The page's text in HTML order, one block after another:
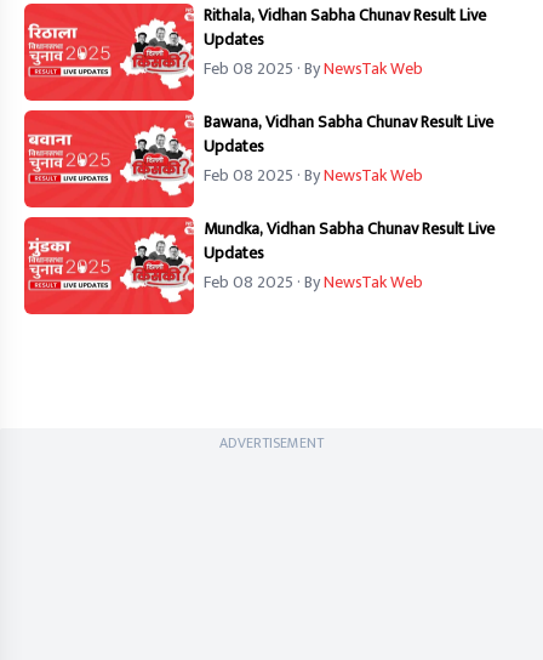
Rithala, Vidhan Sabha Chunav Result Live
Updates
Feb 08 2025 · ByNewsTak Web
Bawana, Vidhan Sabha Chunav Result Live
Updates
Feb 08 2025 · ByNewsTak Web
Mundka, Vidhan Sabha Chunav Result Live
Updates
Feb 08 2025 · ByNewsTak Web
ADVERTISEMENT